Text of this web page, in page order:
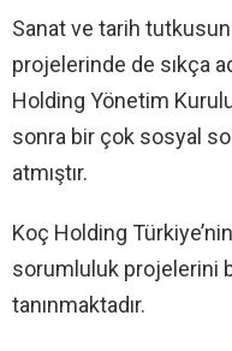
Sanat ve tarih
projelerinde de sıkça
Holding Yönetim
sonra bir çok sosyal
atmıştır.
Koç Holding
sorumluluk projelerini
tanınmaktadır.